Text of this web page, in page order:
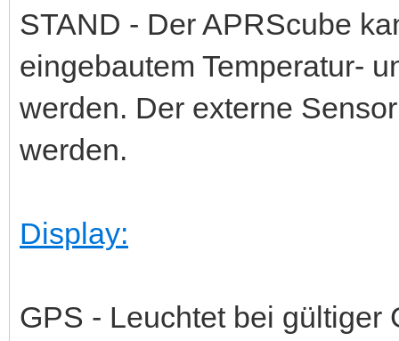
STAND - Der APRScube
eingebautem Temperatur-
werden. Der externe
werden.
Display:
GPS - Leuchtet bei gültiger